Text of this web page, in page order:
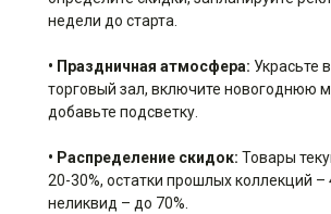
недели до старта.
• Праздничная атмосфера: Украсьте
торговый зал, включите новогоднюю
добавьте подсветку.
• Распределение скидок: Товары
20-30%, остатки прошлых коллекций –
неликвид – до 70%.